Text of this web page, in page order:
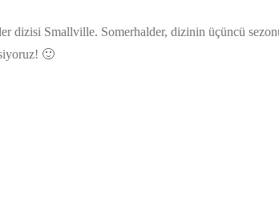
dizisi Smallville. Somerhalder, dizinin üçüncü
🙂